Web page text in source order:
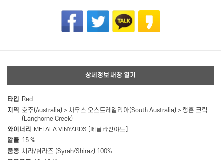
상세정보 새창 열기
타입
Red
지역 호주(Australia) > 사우스 오스트레일리아(South Australia) > 랭혼 크릭
(Langhorne Creek)
와이너리
METALA VINYARDS [메탈라빈야드]
알콜 15 %
품종 시라/쉬라즈 (Syrah/Shiraz) 100%